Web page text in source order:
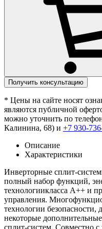
Получить консультацию
* Цены на сайте носят
являются публичной
можно уточнить по
Калинина, 68) и +7 930-
Описание
Характеристики
Инверторные сплит-
полный набор функций,
технологиикласса А++ и
управления.
технологии
некоторые